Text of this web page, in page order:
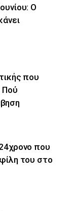
Ο
που
Πού
που
του στο